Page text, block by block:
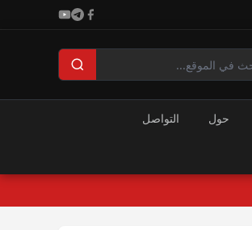
حول التواصل